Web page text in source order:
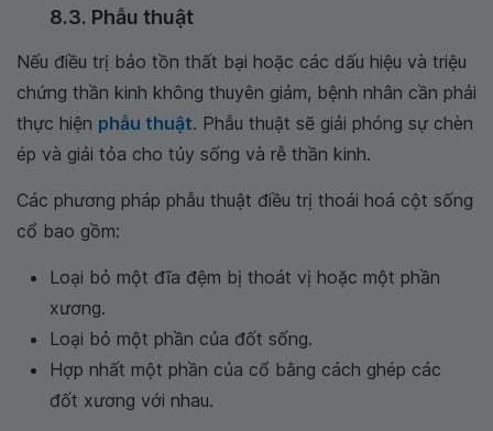
8.3. Phẫu thuật
Nếu điều trị bảo tồn thất bại hoặc các dấu hiệu và triệu
chứng thần kinh không thuyên giảm, bệnh nhân cần phải
thực hiện phẫu thuật. Phẫu thuật sẽ giải phóng sự chèn
ép và giải tỏa cho tủy sống và rễ thần kinh.
Các phương pháp phẫu thuật điều trị thoái hoá cột sống
cổ bao gồm:
Loại bỏ một đĩa đệm bị thoát vị hoặc một phần
xương.
Loại bỏ một phần của đốt sống.
Hợp nhất một phần của cổ bằng cách ghép các
đốt xương với nhau.